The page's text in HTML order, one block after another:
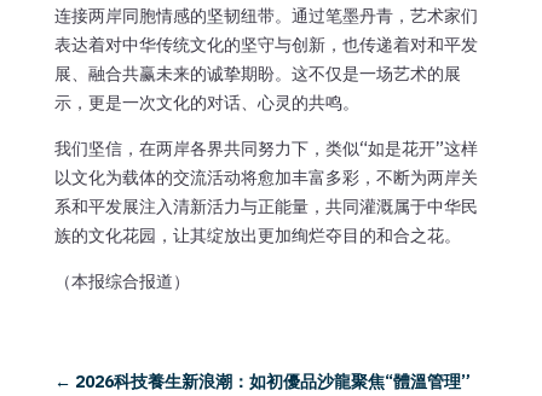
连接两岸同胞情感的坚韧纽带。通过笔墨丹青，艺术家们
表达着对中华传统文化的坚守与创新，也传递着对和平发
展、融合共赢未来的诚挚期盼。这不仅是一场艺术的展
示，更是一次文化的对话、心灵的共鸣。
我们坚信，在两岸各界共同努力下，类似“如是花开”这样
以文化为载体的交流活动将愈加丰富多彩，不断为两岸关
系和平发展注入清新活力与正能量，共同灌溉属于中华民
族的文化花园，让其绽放出更加绚烂夺目的和合之花。
（本报综合报道）
← 2026科技養生新浪潮：如初優品沙龍聚焦“體溫管理”